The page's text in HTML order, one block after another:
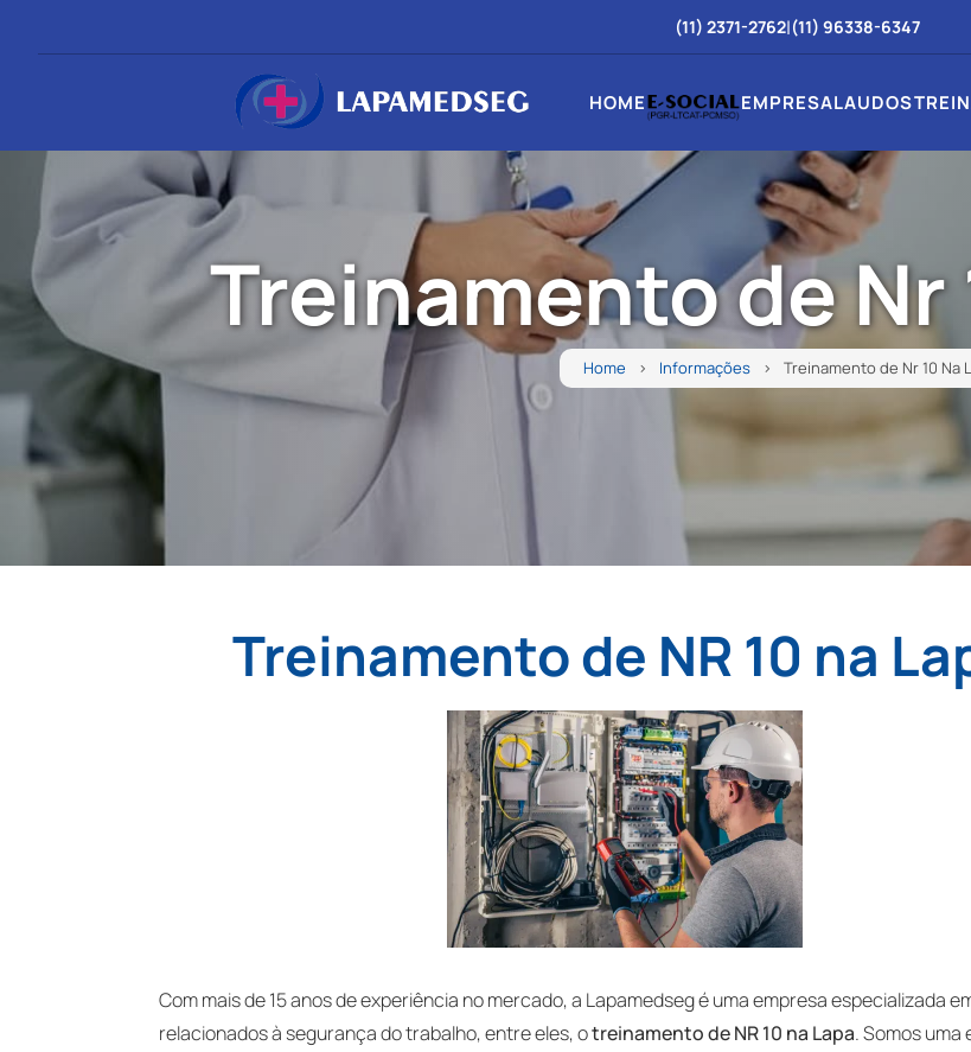
(11) 2371-2762|(11) 96338-6347
HOME EMPRESALAUDOS
Treinamento de Nr
Home Informações Treinamento de Nr 10 Na
Treinamento de NR 10 na
Com mais de 15 anos de experiência no mercado, a Lapamedseg é uma empresa especializada
relacionados à segurança do trabalho, entre eles, otreinamento de NR 10 na Lapa. Somos uma